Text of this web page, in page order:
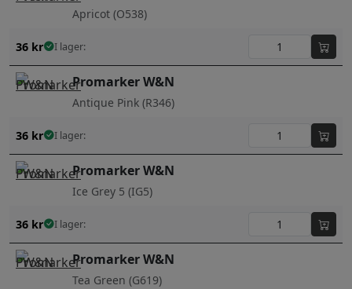
Apricot (O538)
36 kr I lager:
Promarker W&N
Antique Pink (R346)
36 kr I lager:
Promarker W&N
Ice Grey 5 (IG5)
36 kr I lager:
Promarker W&N
Tea Green (G619)